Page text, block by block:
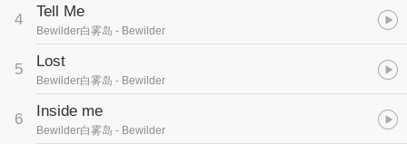
吉他：谭文郝 邹自逍 徐文杰
鼓：苏明康
封面设计：鬼龙
录音：成都光合录音棚
4 Tell Me
Bewilder白雾岛 - Bewilder
5 Lost
Bewilder白雾岛 - Bewilder
6 Inside me
Bewilder白雾岛 - Bewilder